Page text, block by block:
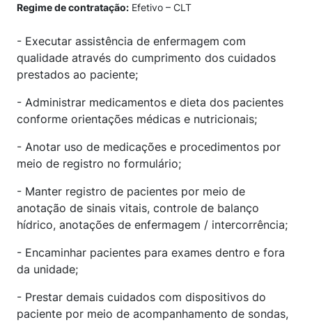
Regime de contratação: Efetivo – CLT
- Executar assistência de enfermagem com
qualidade através do cumprimento dos cuidados
prestados ao paciente;
- Administrar medicamentos e dieta dos pacientes
conforme orientações médicas e nutricionais;
- Anotar uso de medicações e procedimentos por
meio de registro no formulário;
- Manter registro de pacientes por meio de
anotação de sinais vitais, controle de balanço
hídrico, anotações de enfermagem / intercorrência;
- Encaminhar pacientes para exames dentro e fora
da unidade;
- Prestar demais cuidados com dispositivos do
paciente por meio de acompanhamento de sondas,